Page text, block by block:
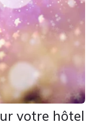
votre hôtel